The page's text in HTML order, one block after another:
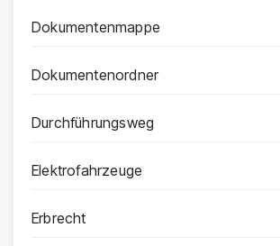
Dokumentenmappe
Dokumentenordner
Durchführungsweg
Elektrofahrzeuge
Erbrecht